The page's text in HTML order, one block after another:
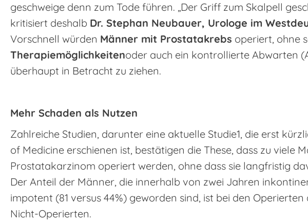
geschweige denn zum Tode führen. „Der Griff zum Skalpell
kritisiert deshalb Dr. Stephan Neubauer, Urologe im
Vorschnell würden Männer mit Prostatakrebs operiert, ohne
Therapiemöglichkeitenoder auch ein kontrollierte Abwarten
überhaupt in Betracht zu ziehen.
Mehr Schaden als Nutzen
Zahlreiche Studien, darunter eine aktuelle Studie1, die erst
of Medicine erschienen ist, bestätigen die These, dass zu viele
Prostatakarzinom operiert werden, ohne dass sie langfristig
Der Anteil der Männer, die innerhalb von zwei Jahren
impotent (81 versus 44%) geworden sind, ist bei den
Nicht-Operierten.